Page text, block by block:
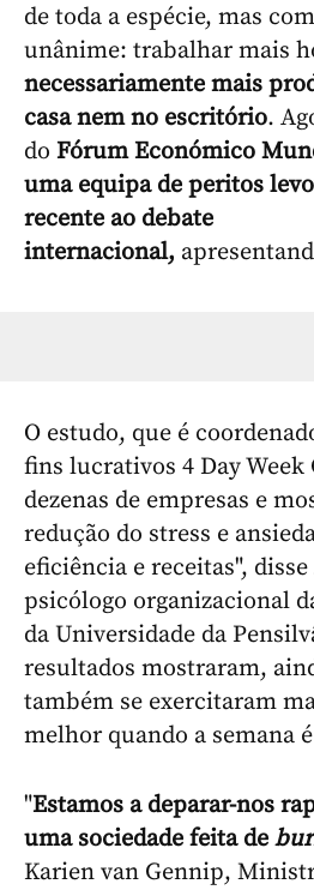
de toda a espécie, mas
unânime: trabalhar mais
necessariamente mais
casa nem no escritório.
do Fórum Económico
uma equipa de peritos
recente ao debate
internacional,
O estudo, que é
fins lucrativos 4 Day
dezenas de empresas e
redução do stress e
eficiência e receitas", disse
psicólogo organizacional
da Universidade da
resultados mostraram,
também se exercitaram
melhor quando a semana
"Estamos a deparar-nos
uma sociedade feita de
Karien van Gennip,